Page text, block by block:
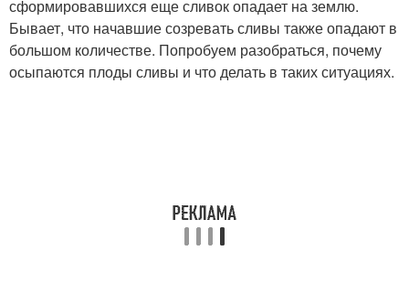
сформировавшихся еще сливок опадает на землю.
Бывает, что начавшие созревать сливы также опадают в
большом количестве. Попробуем разобраться, почему
осыпаются плоды сливы и что делать в таких ситуациях.